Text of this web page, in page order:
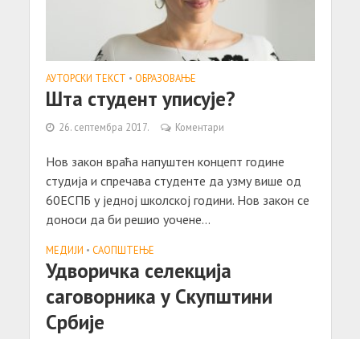
АУТОРСКИ ТЕКСТ • ОБРАЗОВАЊЕ
Шта студент уписује?
26. септембра 2017. Коментари
Нов закон враћа напуштен концепт године
студија и спречава студенте да узму више од
60ЕСПБ у једној школској години. Нов закон се
доноси да би решио уочене...
МЕДИЈИ • САОПШТЕЊE
Удворичка селекција
саговорника у Скупштини
Србије